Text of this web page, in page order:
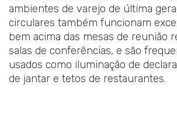
ambientes de varejo de última
circulares também funcionam
bem acima das mesas de reunião
salas de conferências, e são
usados como iluminação de
de jantar e tetos de restaurantes.